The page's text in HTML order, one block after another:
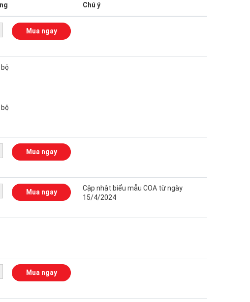
Chú ý
Mua ngay
Mua ngay
Mua ngay
Cập nhật biểu mẫu COA từ ngày
15/4/2024
Mua ngay